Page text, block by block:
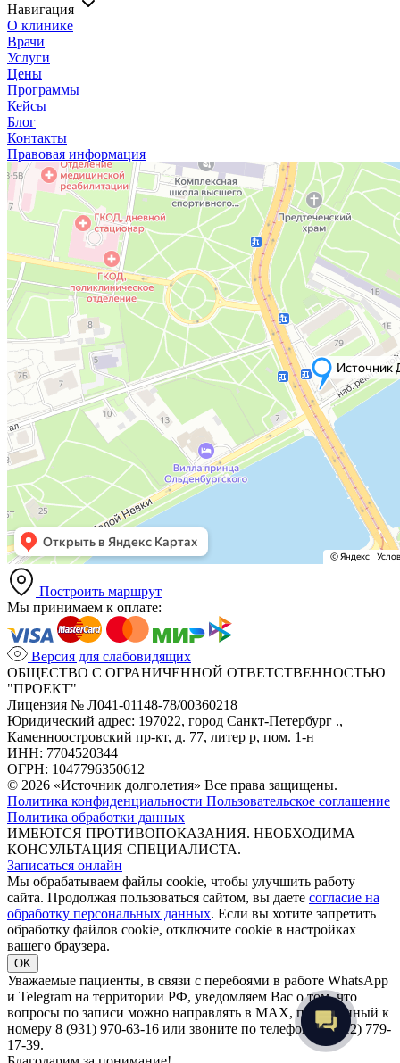
Навигация
О клинике
Врачи
Услуги
Цены
Программы
Кейсы
Блог
Контакты
Правовая информация
Построить маршрут
Мы принимаем к оплате:
Версия для слабовидящих
ОБЩЕСТВО С ОГРАНИЧЕННОЙ ОТВЕТСТВЕННОСТЬЮ
"ПРОЕКТ"
Лицензия № Л041-01148-78/00360218
Юридический адрес: 197022, город Санкт-Петербург .,
Каменноостровский пр-кт, д. 77, литер р, пом. 1-н
ИНН: 7704520344
ОГРН: 1047796350612
© 2026 «Источник долголетия» Все права защищены.
Политика конфиденциальности Пользовательское соглашение
Политика обработки данных
ИМЕЮТСЯ ПРОТИВОПОКАЗАНИЯ. НЕОБХОДИМА
КОНСУЛЬТАЦИЯ СПЕЦИАЛИСТА.
Записаться онлайн
Мы обрабатываем файлы cookie, чтобы улучшить работу
сайта. Продолжая пользоваться сайтом, вы даете согласие на
обработку персональных данных. Если вы хотите запретить
обработку файлов cookie, отключите cookie в настройках
вашего браузера.
OK
Уважаемые пациенты, в связи с перебоями в работе WhatsApp
и Telegram на территории РФ, уведомляем Вас о том, что
вопросы по записи можно направлять в MAX, привязанный к
номеру 8 (931) 970-63-16 или звоните по телефону 8 (812) 779-
17-39.